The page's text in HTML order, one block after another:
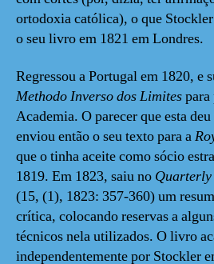
ortodoxia católica), o que
o seu livro em 1821 em Londres.
Regressou a Portugal em 1820, e
Methodo Inverso dos Limites
Academia. O parecer que esta
enviou então o seu texto para a
que o tinha aceite como sócio
1819. Em 1823, saiu no Quarterly
(15, (1), 1823: 357-360) um
crítica, colocando reservas a
técnicos nela utilizados. O livro
independentemente por Stockler